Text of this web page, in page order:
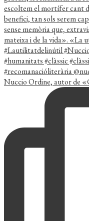
Nuccio Ordine, autor de